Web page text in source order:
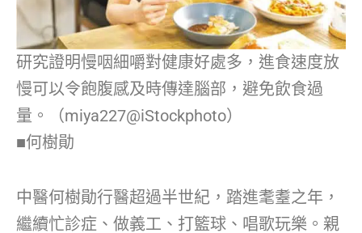
研究證明慢咽細嚼對健康好處多，進食速度放
慢可以令飽腹感及時傳達腦部，避免飲食過
量。（miya227@iStockphoto）
■何樹勛
中醫何樹勛行醫超過半世紀，踏進耄耋之年，
繼續忙診症、做義工、打籃球、唱歌玩樂。親